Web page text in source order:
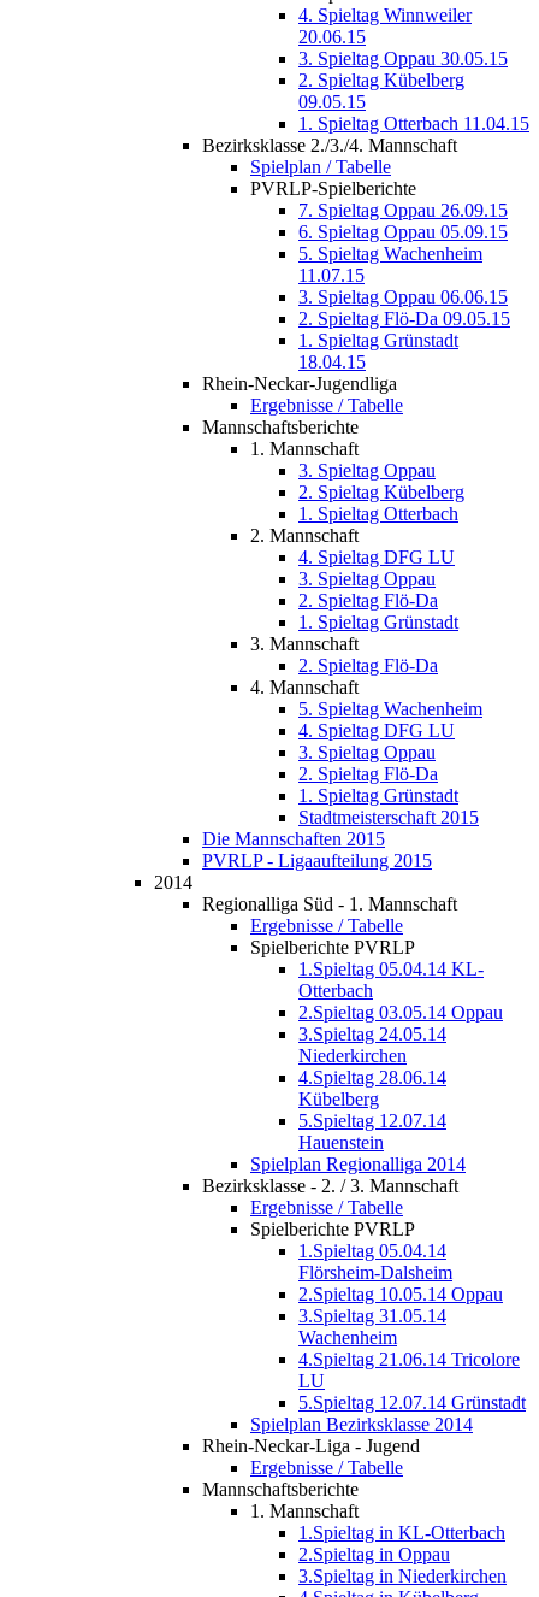
4. Spieltag Winnweiler
20.06.15
3. Spieltag Oppau 30.05.15
2. Spieltag Kübelberg
09.05.15
1. Spieltag Otterbach 11.04.15
Bezirksklasse 2./3./4. Mannschaft
Spielplan / Tabelle
PVRLP-Spielberichte
7. Spieltag Oppau 26.09.15
6. Spieltag Oppau 05.09.15
5. Spieltag Wachenheim
11.07.15
3. Spieltag Oppau 06.06.15
2. Spieltag Flö-Da 09.05.15
1. Spieltag Grünstadt
18.04.15
Rhein-Neckar-Jugendliga
Ergebnisse / Tabelle
Mannschaftsberichte
1. Mannschaft
3. Spieltag Oppau
2. Spieltag Kübelberg
1. Spieltag Otterbach
2. Mannschaft
4. Spieltag DFG LU
3. Spieltag Oppau
2. Spieltag Flö-Da
1. Spieltag Grünstadt
3. Mannschaft
2. Spieltag Flö-Da
4. Mannschaft
5. Spieltag Wachenheim
4. Spieltag DFG LU
3. Spieltag Oppau
2. Spieltag Flö-Da
1. Spieltag Grünstadt
Stadtmeisterschaft 2015
Die Mannschaften 2015
PVRLP - Ligaaufteilung 2015
2014
Regionalliga Süd - 1. Mannschaft
Ergebnisse / Tabelle
Spielberichte PVRLP
1.Spieltag 05.04.14 KL-
Otterbach
2.Spieltag 03.05.14 Oppau
3.Spieltag 24.05.14
Niederkirchen
4.Spieltag 28.06.14
Kübelberg
5.Spieltag 12.07.14
Hauenstein
Spielplan Regionalliga 2014
Bezirksklasse - 2. / 3. Mannschaft
Ergebnisse / Tabelle
Spielberichte PVRLP
1.Spieltag 05.04.14
Flörsheim-Dalsheim
2.Spieltag 10.05.14 Oppau
3.Spieltag 31.05.14
Wachenheim
4.Spieltag 21.06.14 Tricolore
LU
5.Spieltag 12.07.14 Grünstadt
Spielplan Bezirksklasse 2014
Rhein-Neckar-Liga - Jugend
Ergebnisse / Tabelle
Mannschaftsberichte
1. Mannschaft
1.Spieltag in KL-Otterbach
2.Spieltag in Oppau
3.Spieltag in Niederkirchen